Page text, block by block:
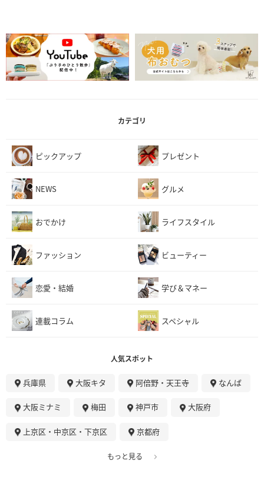
カテゴリ
ピックアップ プレゼント
NEWS グルメ
おでかけ ライフスタイル
ファッション ビューティー
恋愛・結婚 学び＆マネー
連載コラム スペシャル
人気スポット
兵庫県 大阪キタ 阿倍野・天王寺 なんば
大阪ミナミ 梅田 神戸市 大阪府
上京区・中京区・下京区 京都府
もっと見る